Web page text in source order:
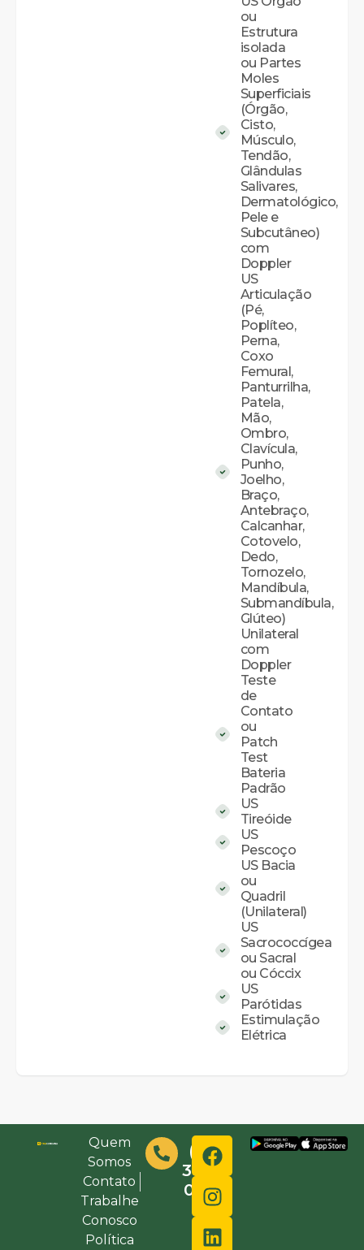
ou
Estrutura
isolada
ou Partes
Moles
Superficiais
(Órgão,
Cisto,
Músculo,
Tendão,
Glândulas
Salivares,
Dermatológico,
Pele e
Subcutâneo)
com
Doppler
US
Articulação
(Pé,
Poplíteo,
Perna,
Coxo
Femural,
Panturrilha,
Patela,
Mão,
Ombro,
Clavícula,
Punho,
Joelho,
Braço,
Antebraço,
Calcanhar,
Cotovelo,
Dedo,
Tornozelo,
Mandíbula,
Submandíbula,
Glúteo)
Unilateral
com
Doppler
Teste
de
Contato
ou
Patch
Test
Bateria
Padrão
US
Tireóide
US
Pescoço
US Bacia
ou
Quadril
(Unilateral)
US
Sacrococcígea
ou Sacral
ou Cóccix
US
Parótidas
Estimulação
Elétrica
Quem
Somos
Contato
Trabalhe
Conosco
Política
(48)
3632-
0000